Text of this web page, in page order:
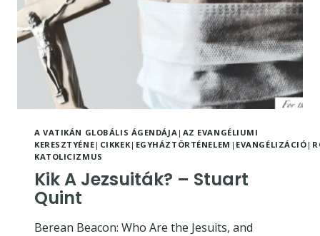
A VATIKÁN GLOBÁLIS ÁGENDÁJA | AZ EVANGÉLIUMI
KERESZTYÉNE | CIKKEK | EGYHÁZTÖRTÉNELEM | EVANGÉLIZÁCIÓ |
KATOLICIZMUS
Kik A Jezsuiták? – Stuart
Quint
Berean Beacon: Who Are the Jesuits, and